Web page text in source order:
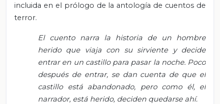
incluida en el prólogo de la antología de cuentos de
terror.
El cuento narra la historia de un hombre
herido que viaja con su sirviente y decide
entrar en un castillo para pasar la noche. Poco
después de entrar, se dan cuenta de que el
castillo está abandonado, pero como él, el
narrador, está herido, deciden quedarse ahí.